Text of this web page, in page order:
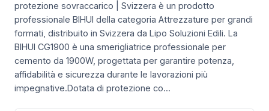
protezione sovraccarico | Svizzera è un prodotto
professionale BIHUI della categoria Attrezzature per grandi
formati, distribuito in Svizzera da Lipo Soluzioni Edili. La
BIHUI CG1900 è una smerigliatrice professionale per
cemento da 1900W, progettata per garantire potenza,
affidabilità e sicurezza durante le lavorazioni più
impegnative.Dotata di protezione co...